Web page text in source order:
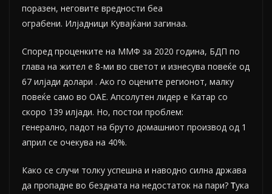
поразен, неговите вредности беа
ограбени. Илјадници Кувајќани загинаа.
Според проценките на ММФ за 2020 година, БДП по
глава на жител е 8-ми во светот и изнесува повеќе од
67 илјади долари . Ако го оцените регионот, малку
повеќе само во ОАЕ. Апсолутен лидер е Катар со
скоро 139 илјади. Но, постои проблем:
генерално, падот на бруто домашниот производ од 1
април се очекува на 40%.
Како се случи толку успешна и наводно силна држава
да пропадне во бездната на недостаток на пари? Тука